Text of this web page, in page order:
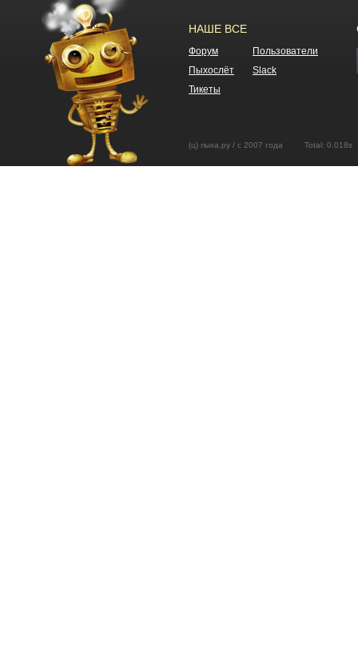
НАШЕ ВСЕ
Форум
Пользователи
Пыхослёт
Slack
Тикеты
(ц) пыха.ру / с 2007 года Total: